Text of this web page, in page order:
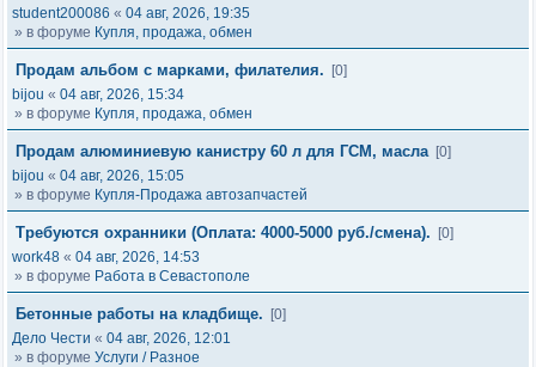
student200086 « 04 авг, 2026, 19:35
» в форуме Купля, продажа, обмен
Продам альбом с марками, филателия.
[0]
bijou « 04 авг, 2026, 15:34
» в форуме Купля, продажа, обмен
Продам алюминиевую канистру 60 л для ГСМ, масла [0]
bijou « 04 авг, 2026, 15:05
» в форуме Купля-Продажа автозапчастей
Требуются охранники (Оплата: 4000-5000 руб./смена).
[0]
work48 « 04 авг, 2026, 14:53
» в форуме Работа в Севастополе
Бетонные работы на кладбище.
[0]
Дело Чести « 04 авг, 2026, 12:01
» в форуме Услуги / Разное